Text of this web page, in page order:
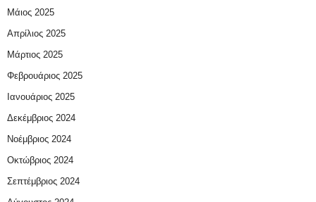
Μάιος 2025
Απρίλιος 2025
Μάρτιος 2025
Φεβρουάριος 2025
Ιανουάριος 2025
Δεκέμβριος 2024
Νοέμβριος 2024
Οκτώβριος 2024
Σεπτέμβριος 2024